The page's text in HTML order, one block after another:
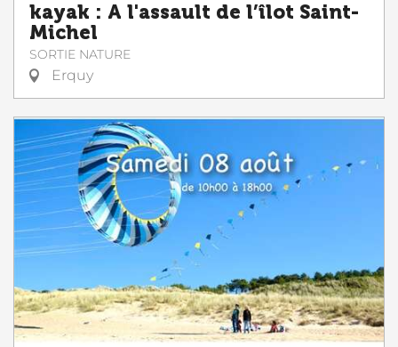
kayak : A l'assault de l’îlot Saint-
Michel
SORTIE NATURE
Erquy